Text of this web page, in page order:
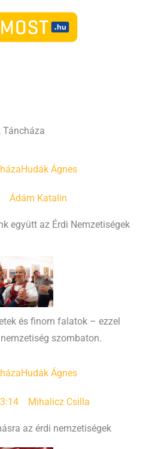
Táncháza
Hudák Ágnes
Ádám Katalin
együtt az Érdi Nemzetiségek
és finom falatok – ezzel
szombaton.
Hudák Ágnes
Mihalicz Csilla
az érdi nemzetiségek